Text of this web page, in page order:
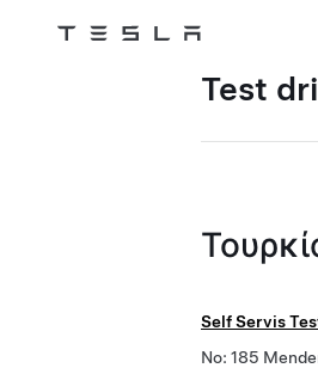
Tesla Test
Self Servis
No: 185